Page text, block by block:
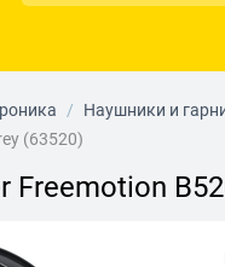
/ Наушники и
(63520)